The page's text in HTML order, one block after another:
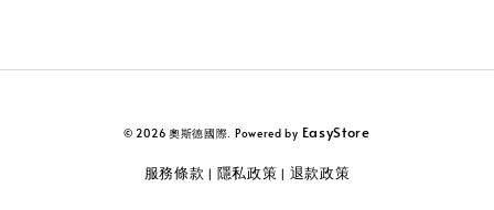
© 2026 奧斯德國際. Powered by EasyStore
服務條款 | 隱私政策 | 退款政策